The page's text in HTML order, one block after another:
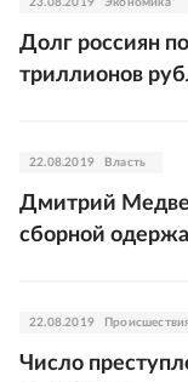
Долг россиян
триллионов
22.08.2019 Власть
Дмитрий
сборной
22.08.2019
Число